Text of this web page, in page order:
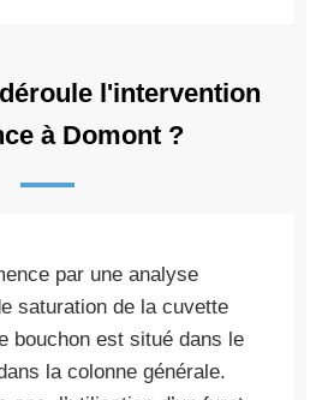
l'intervention
à Domont ?
par une analyse
saturation de la cuvette
bouchon est situé dans le
la colonne générale.